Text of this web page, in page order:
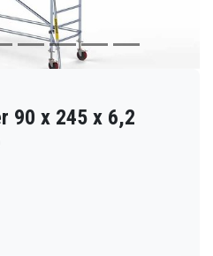
90 x 245 x 6,2